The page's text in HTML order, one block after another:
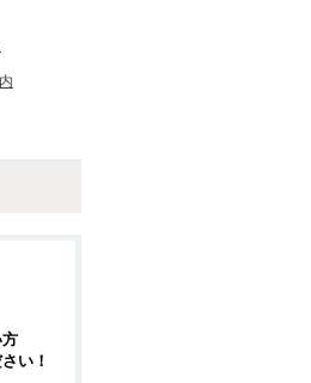
い！